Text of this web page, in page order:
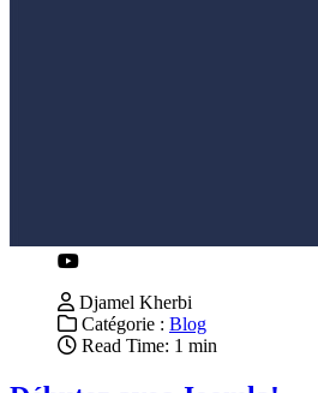
Djamel Kherbi
Catégorie : Blog
Read Time: 1 min